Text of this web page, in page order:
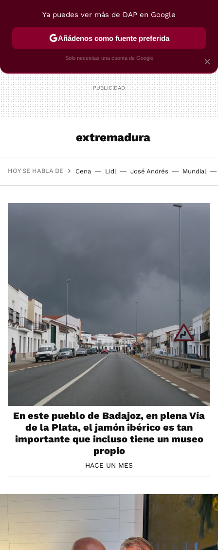
POSTRES VIAJES SELECCIÓN VEGUI
extremadura
HOY SE HABLA DE Cena Lidl José Andrés Mundial
En este pueblo de Badajoz, en plena Vía
de la Plata, el jamón ibérico es tan
importante que incluso tiene un museo
propio
HACE UN MES
×
Ya puedes ver más de DAP en Google
Añádenos como fuente preferida
Solo necesitas una cuenta de Google